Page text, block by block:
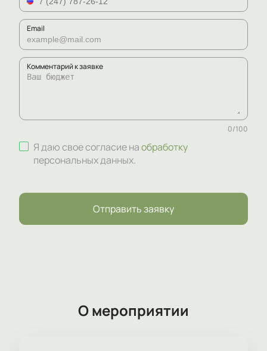
Email
Комментарий к заявке
0/100
Я даю свое согласие наобработку
персональных данных.
Отправить заявку
О мероприятии